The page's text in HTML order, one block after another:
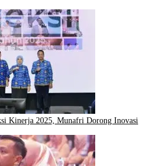
Kinerja 2025, Munafri Dorong Inovasi